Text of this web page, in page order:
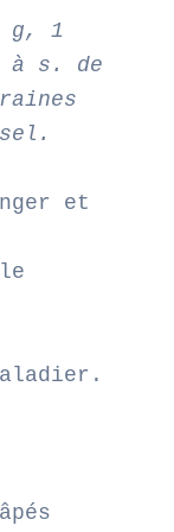
g, 1
à s. de
et